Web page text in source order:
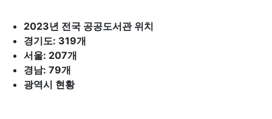
2023년 전국 공공도서관 위치
경기도: 319개
서울: 207개
경남: 79개
광역시 현황